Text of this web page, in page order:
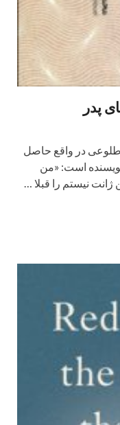
پدر
طلوعی در واقع حاصل
است: «من
نیستم را قبلا …